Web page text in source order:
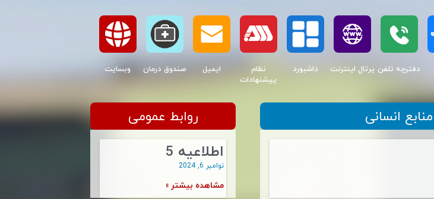
دفترچه تلفن پرتال اینترنت داشبورد
نظام
پیشنهادات
ایمیل صندوق درمان وبسایت
منابع انسانی روابط عمومی
اطلاعیه 5
نوامبر 6, 2024
مشاهده بیشتر »